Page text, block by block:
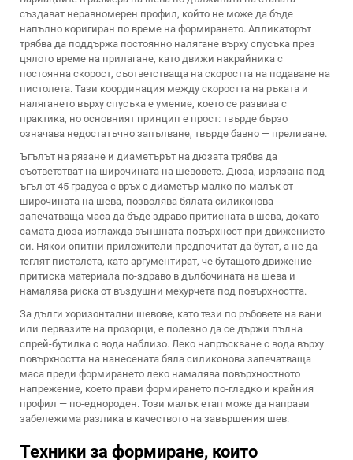
създават неравномерен профил, който не може да бъде
напълно коригиран по време на формирането. Апликаторът
трябва да поддържа постоянно налягане върху спусъка през
цялото време на прилагане, като движи накрайника с
постоянна скорост, съответстваща на скоростта на подаване на
пистолета. Тази координация между скоростта на ръката и
налягането върху спусъка е умение, което се развива с
практика, но основният принцип е прост: твърде бързо
означава недостатъчно запълване, твърде бавно — преливане.
Ъгълът на рязане и диаметърът на дюзата трябва да
съответстват на широчината на шевовете. Дюза, изрязана под
ъгъл от 45 градуса с връх с диаметър малко по-малък от
широчината на шева, позволява бялата силиконова
запечатваща маса да бъде здраво притисната в шева, докато
самата дюза изглажда външната повърхност при движението
си. Някои опитни приложители предпочитат да бутат, а не да
теглят пистолета, като аргументират, че бутащото движение
притиска материала по-здраво в дълбочината на шева и
намалява риска от въздушни мехурчета под повърхността.
За дълги хоризонтални шевове, като тези по ръбовете на вани
или первазите на прозорци, е полезно да се държи пълна
спрей-бутилка с вода наблизо. Леко напръскване с вода върху
повърхността на нанесената бяла силиконова запечатваща
маса преди формирането леко намалява повърхностното
напрежение, което прави формирането по-гладко и крайния
профил — по-еднороден. Този малък етап може да направи
забележима разлика в качеството на завършения шев.
Техники за формиране, които